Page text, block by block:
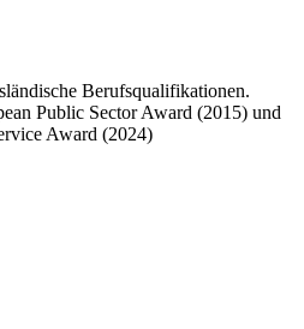
Berufsqualifikationen.
Public Sector Award (2015) und
Award (2024)